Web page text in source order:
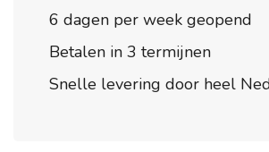
6 dagen per week geopend
Betalen in 3 termijnen
Snelle levering door heel